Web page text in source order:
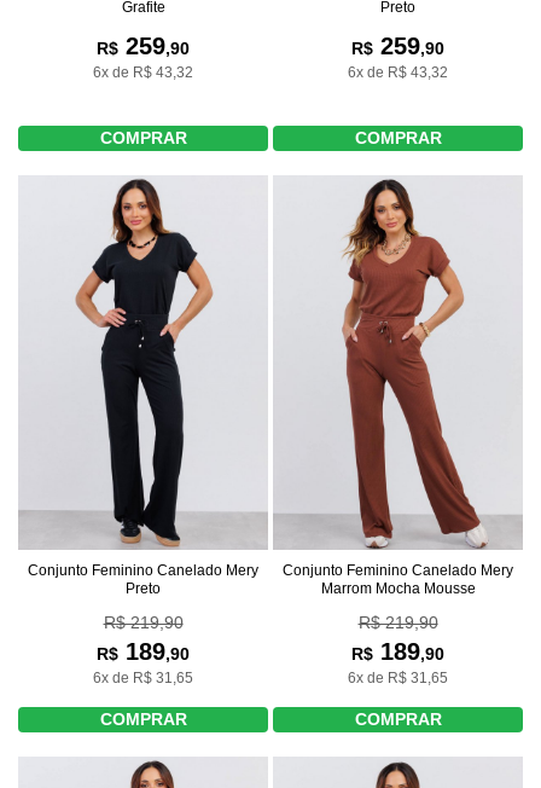
Grafite
R$ 259,90
6x de R$ 43,32
COMPRAR
Preto
R$ 259,90
6x de R$ 43,32
COMPRAR
Conjunto Feminino Canelado Mery
Preto
R$ 219,90
R$ 189,90
6x de R$ 31,65
COMPRAR
Conjunto Feminino Canelado Mery
Marrom Mocha Mousse
R$ 219,90
R$ 189,90
6x de R$ 31,65
COMPRAR